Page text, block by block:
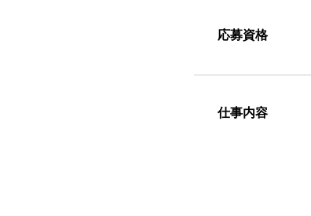
応募資格
仕事内容